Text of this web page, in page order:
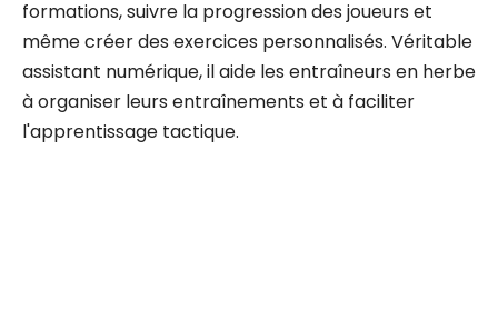
formations, suivre la progression des joueurs et
même créer des exercices personnalisés. Véritable
assistant numérique, il aide les entraîneurs en herbe
à organiser leurs entraînements et à faciliter
l'apprentissage tactique.